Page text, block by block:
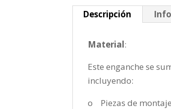
Descripción
Material:
Este enganche se
incluyendo:
o Piezas de